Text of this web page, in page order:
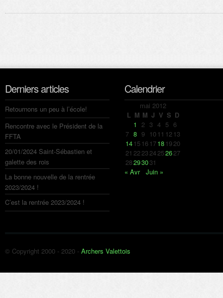
Derniers articles
Retournons un peu à l’école!
Rencontre avec le Président de la
FFTA
20/01/2024 Saint-Sébastien et
galette des rois
La bonne nouvelle de la rentrée
2023/2024 !
C’est la rentrée 2023/2024 !
Calendrier
mai 2012
L M M J V S D
1 2 3 4 5 6
7 8 9 10 11 12 13
14 15 16 1718 1920
21 222324252627
28293031
« Avr
Juin »
© Copyright 2000 - 2020 - Archers Valettois